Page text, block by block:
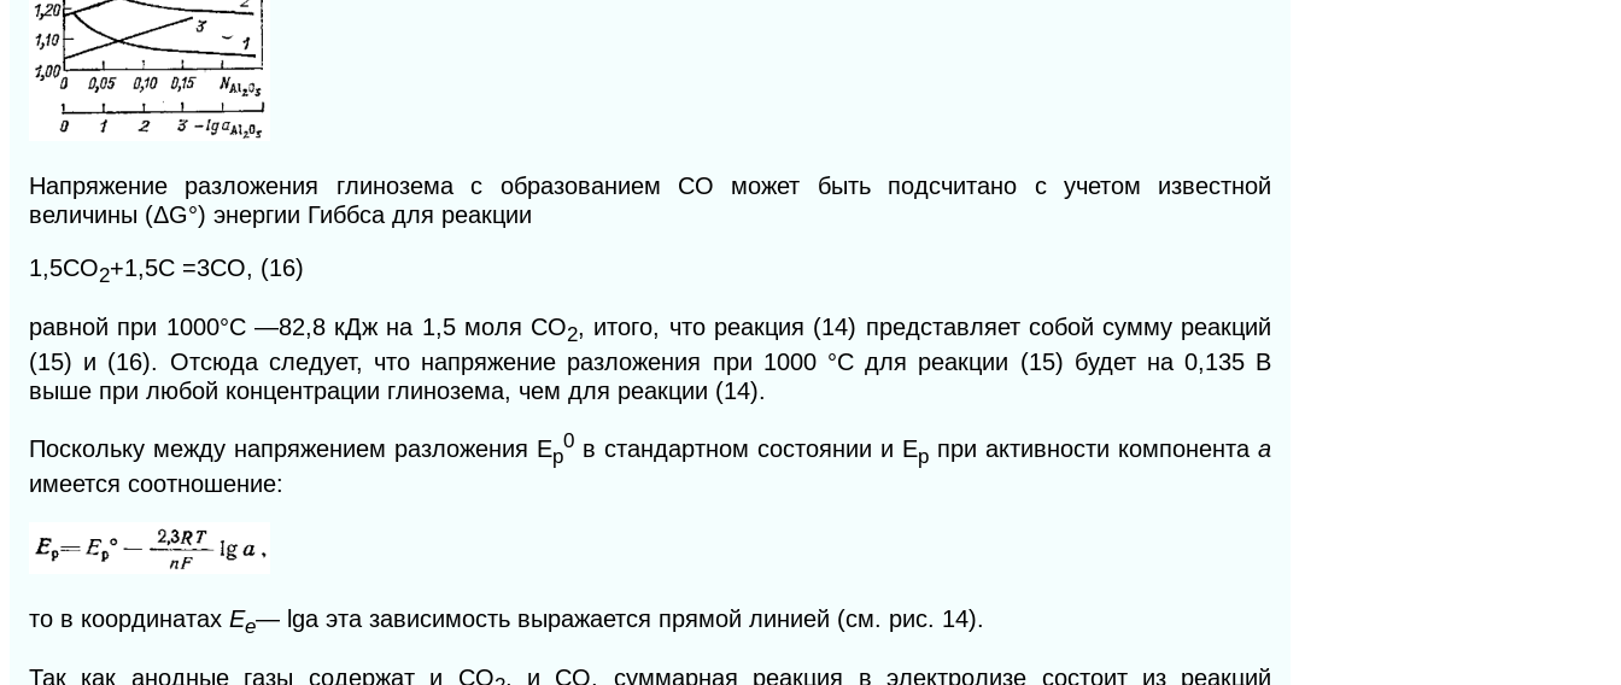
Напряжение разложения глинозема с образованием СО может быть подсчитано с учетом известной
величины (ΔG°) энергии Гиббса для реакции
1,5СO2+1,5С =3СО, (16)
равной при 1000°С —82,8 кДж на 1,5 моля СO2, итого, что реакция (14) представляет собой сумму реакций
(15) и (16). Отсюда следует, что напряжение разложения при 1000 °С для реакции (15) будет на 0,135 В
выше при любой концентрации глинозема, чем для реакции (14).
Поскольку между напряжением разложения Ep
0 в стандартном состоянии и Ep при активности компонентаа
имеется соотношение:
то в координатах Ее— lga эта зависимость выражается прямой линией (см. рис. 14).
Так как анодные газы содержат и СO , и СО, суммарная реакция в электролизе состоит из реакций